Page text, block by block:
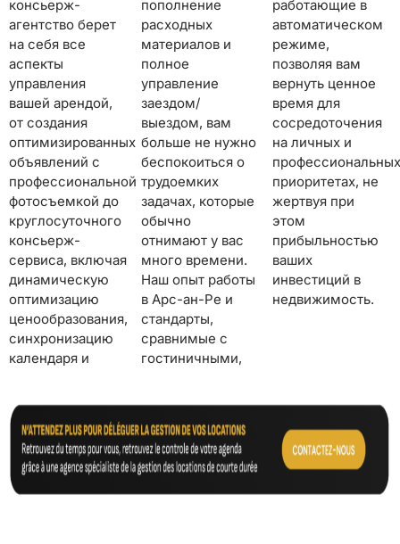
консьерж-
агентство берет
на себя все
аспекты
управления
вашей арендой,
от создания
оптимизированных
объявлений с
профессиональной
фотосъемкой до
круглосуточного
консьерж-
сервиса, включая
динамическую
оптимизацию
ценообразования,
синхронизацию
календаря и
пополнение
расходных
материалов и
полное
управление
заездом/
выездом, вам
больше не нужно
беспокоиться о
трудоемких
задачах, которые
обычно
отнимают у вас
много времени.
Наш опыт работы
в Арс-ан-Ре и
стандарты,
сравнимые с
гостиничными,
работающие в
автоматическом
режиме,
позволяя вам
вернуть ценное
время для
сосредоточения
на личных и
профессиональных
приоритетах, не
жертвуя при
этом
прибыльностью
ваших
инвестиций в
недвижимость.